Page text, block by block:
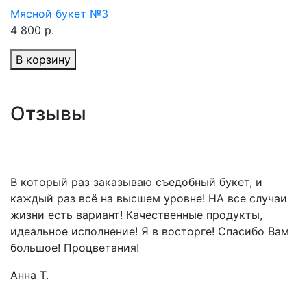
Мясной букет №3
4 800 р.
В корзину
Отзывы
В который раз заказываю съедобный букет, и
каждый раз всё на высшем уровне! НА все случаи
жизни есть вариант! Качественные продукты,
идеальное исполнение! Я в восторге! Спасибо Вам
большое! Процветания!
Анна Т.